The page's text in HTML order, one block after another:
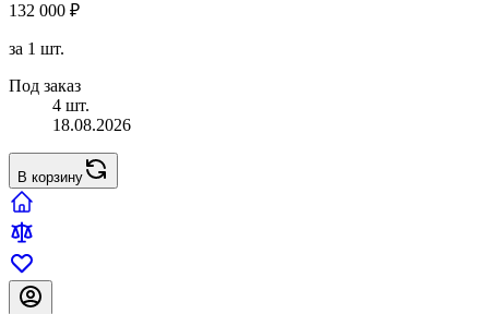
132 000 ₽
за 1 шт.
Под заказ
4 шт.
18.08.2026
В корзину